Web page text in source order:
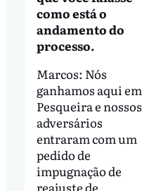
como está o
andamento do
processo.
Marcos: Nós
ganhamos aqui em
Pesqueira e nossos
adversários
entraram com um
pedido de
impugnação de
reajuste de